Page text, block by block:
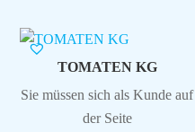
TOMATEN KG
Sie müssen sich als Kunde auf
der Seite